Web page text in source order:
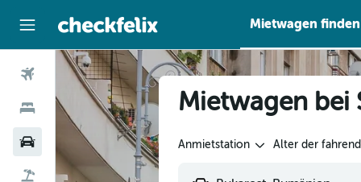
Mietwagen finden
Flüge
Hotels
Mietwagen
Flug+Hotel
Mietwagen bei
Anmietstation Alter der